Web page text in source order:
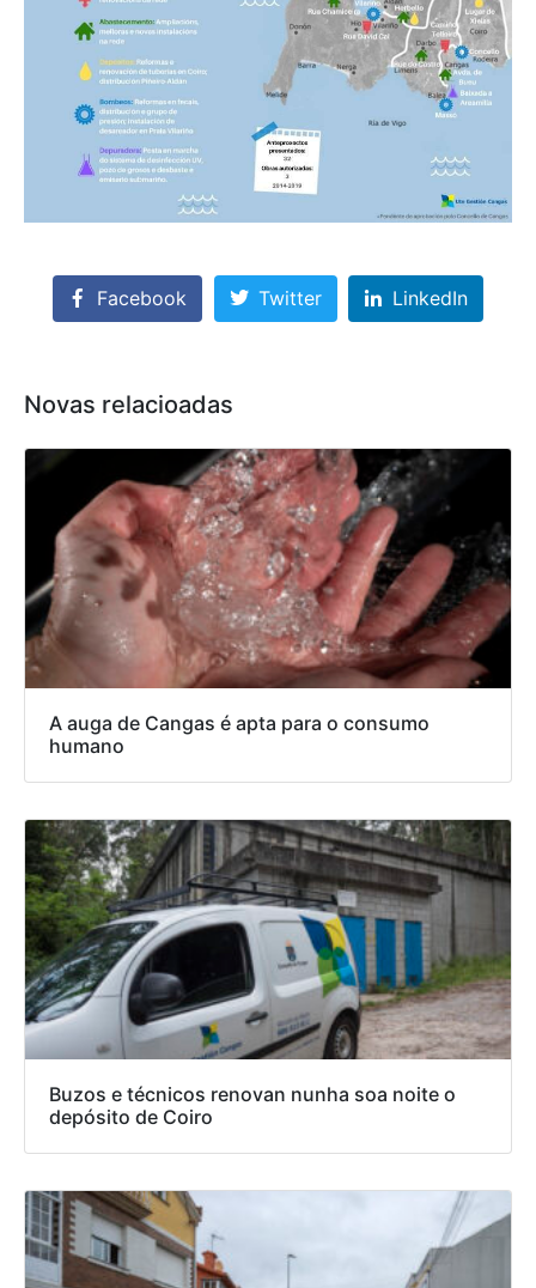
Facebook Twitter LinkedIn
Novas relacioadas
A auga de Cangas é apta para o consumo
humano
Buzos e técnicos renovan nunha soa noite o
depósito de Coiro